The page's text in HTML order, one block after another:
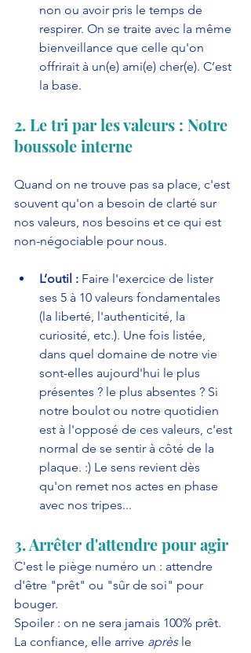
non ou avoir pris le temps de
respirer. On se traite avec la même
bienveillance que celle qu'on
offrirait à un(e) ami(e) cher(e). C’est
la base.
2. Le tri par les valeurs : Notre
boussole interne
Quand on ne trouve pas sa place, c'est
souvent qu'on a besoin de clarté sur
nos valeurs, nos besoins et ce qui est
non-négociable pour nous.
L’outil : Faire l'exercice de lister
ses 5 à 10 valeurs fondamentales
(la liberté, l'authenticité, la
curiosité, etc.). Une fois listée,
dans quel domaine de notre vie
sont-elles aujourd'hui le plus
présentes ? le plus absentes ? Si
notre boulot ou notre quotidien
est à l'opposé de ces valeurs, c'est
normal de se sentir à côté de la
plaque. :) Le sens revient dès
qu'on remet nos actes en phase
avec nos tripes...
3. Arrêter d'attendre pour agir
C'est le piège numéro un : attendre
d'être "prêt" ou "sûr de soi" pour
bouger.
Spoiler : on ne sera jamais 100% prêt.
La confiance, elle arrive après le